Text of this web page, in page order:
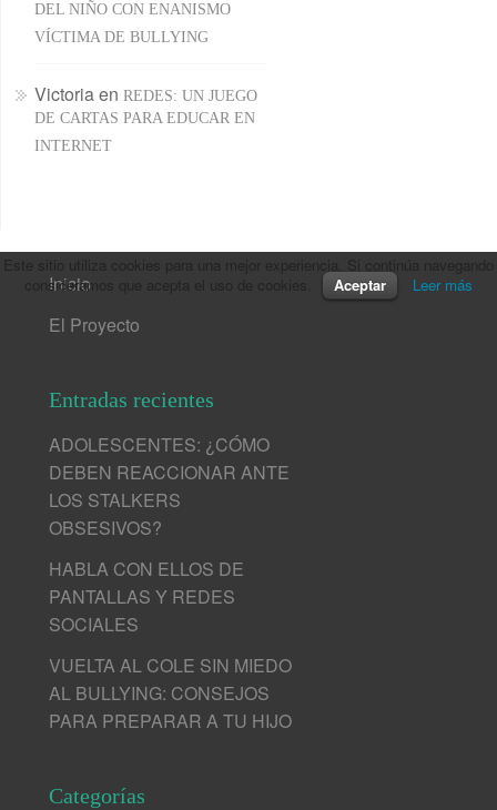
DEL NIÑO CON ENANISMO
VÍCTIMA DE BULLYING
Victoriaen REDES: UN JUEGO
DE CARTAS PARA EDUCAR EN
INTERNET
Inicio
El Proyecto
Entradas recientes
ADOLESCENTES: ¿CÓMO
DEBEN REACCIONAR ANTE
LOS STALKERS
OBSESIVOS?
HABLA CON ELLOS DE
PANTALLAS Y REDES
SOCIALES
VUELTA AL COLE SIN MIEDO
AL BULLYING: CONSEJOS
PARA PREPARAR A TU HIJO
Categorías
consideramos que acepta el uso de cookies.
Aceptar Leer más